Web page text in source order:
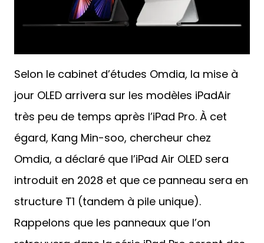
Selon le cabinet d’études Omdia, la mise à
jour OLED arrivera sur les modèles iPadAir
très peu de temps après l’iPad Pro. À cet
égard, Kang Min-soo, chercheur chez
Omdia, a déclaré que l’iPad Air OLED sera
introduit en 2028 et que ce panneau sera en
structure T1 (tandem à pile unique).
Rappelons que les panneaux que l’on